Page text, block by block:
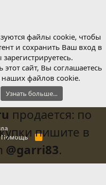
Помощь
R
S
файлы cookie, чтобы
и сохранить Ваш вход в
сайт, Вы соглашаетесь
файлов cookie.
Узнать больше...
продается: по
пишите в
@garri83.